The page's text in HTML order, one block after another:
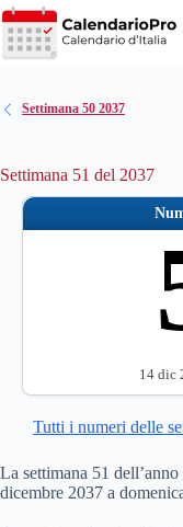
Salta
al
contenuto
Settimana 50 2037
Settimana 51 del 2037
14 dic
Tutti i numeri delle
La settimana 51
dicembre 2037 a